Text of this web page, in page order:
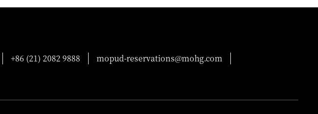
+86 (21) 2082 9888
mopud-reservations@mohg.com